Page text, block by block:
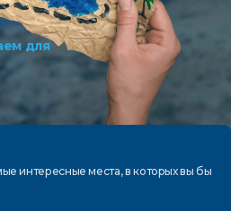
для
интересные места, в которыхвы бы